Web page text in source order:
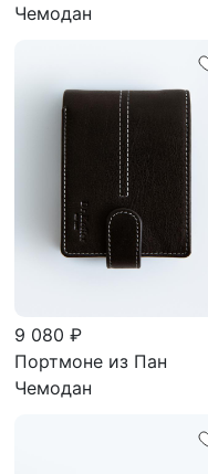
Чемодан
9 080 ₽
Портмоне из Пан
Чемодан